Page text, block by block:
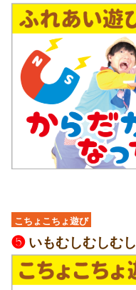
こちょこちょ遊び
❺ いもむしむしむし